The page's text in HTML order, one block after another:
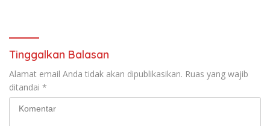
Tinggalkan Balasan
Alamat email Anda tidak akan dipublikasikan. Ruas yang wajib
ditandai *